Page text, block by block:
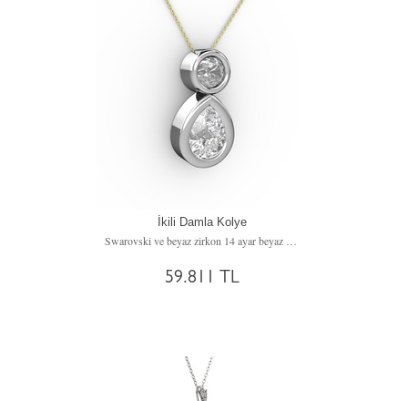
İkili Damla Kolye
59.811 TL